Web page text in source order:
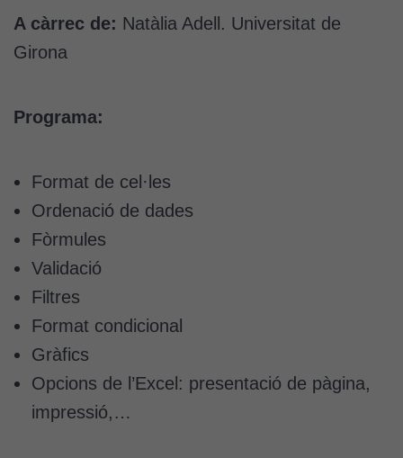
A càrrec de: Natàlia Adell. Universitat de
Girona
Programa:
Format de cel·les
Ordenació de dades
Fòrmules
Validació
Filtres
Format condicional
Gràfics
Opcions de l’Excel: presentació de pàgina,
impressió,…